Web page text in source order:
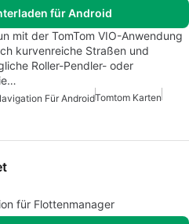
für Android
mit der TomTom VIO-Anwendung
kurvenreiche Straßen und
Roller-Pendler- oder
Für AndroidTomtom Karten
für Flottenmanager